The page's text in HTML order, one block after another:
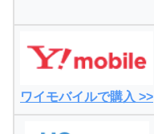
ワイモバイルで購入 >>